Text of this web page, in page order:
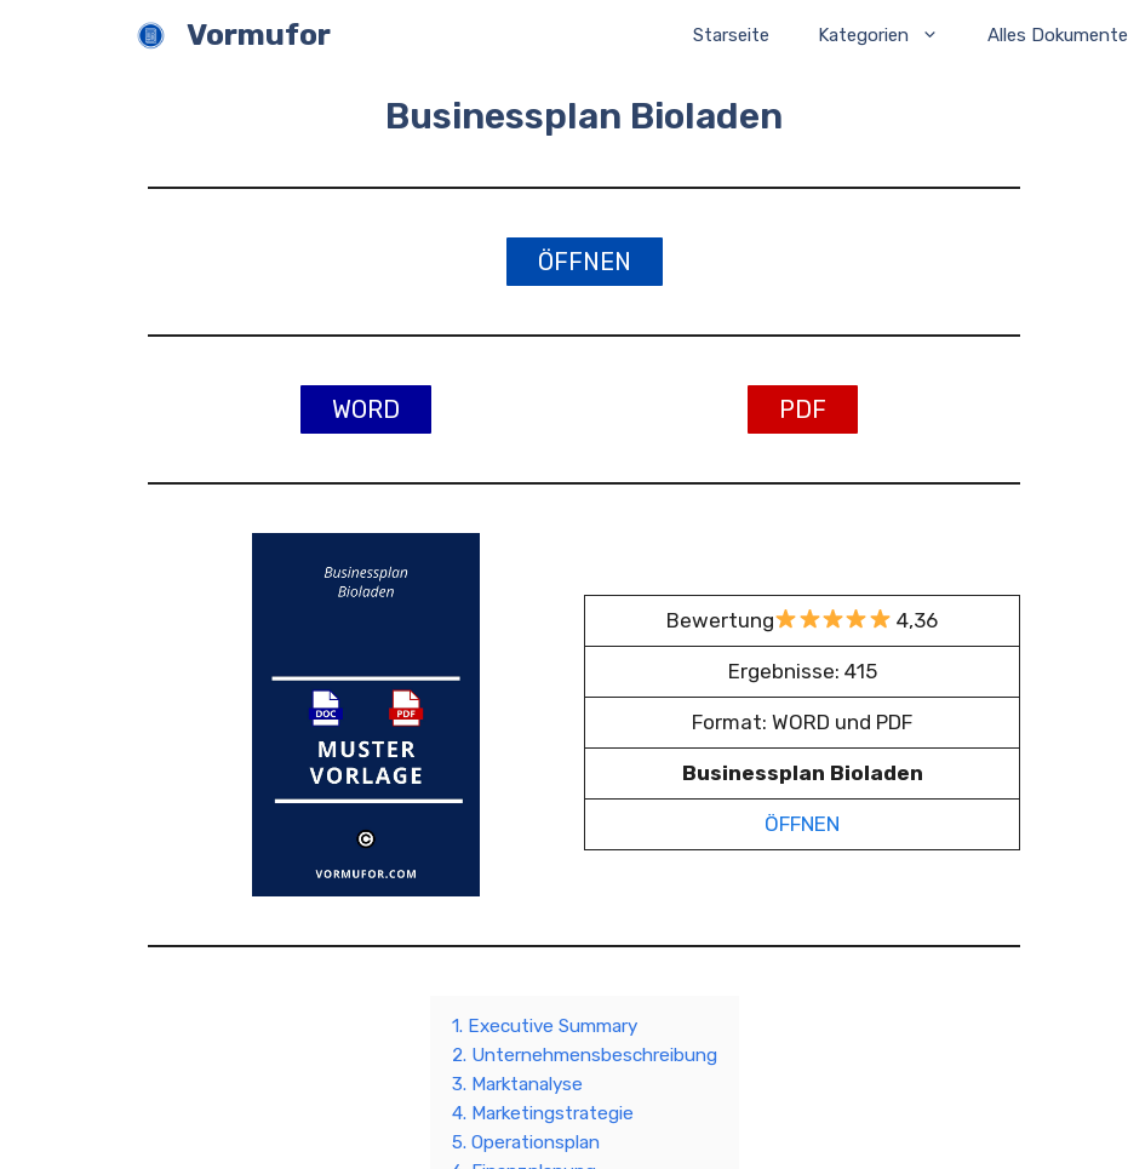
Vormufor Starseite Kategorien Alles Dokumente
Businessplan Bioladen
ÖFFNEN
WORD PDF
Bewertung 4,36
Ergebnisse: 415
Format: WORD und PDF
Businessplan Bioladen
ÖFFNEN
1. Executive Summary
2. Unternehmensbeschreibung
3. Marktanalyse
4. Marketingstrategie
5. Operationsplan